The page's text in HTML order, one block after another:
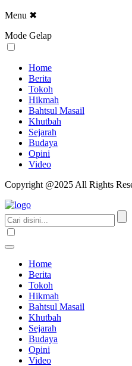
Menu ✖
Mode Gelap
Home
Berita
Tokoh
Hikmah
Bahtsul Masail
Khutbah
Sejarah
Budaya
Opini
Video
Copyright @2025 All Rights
Home
Berita
Tokoh
Hikmah
Bahtsul Masail
Khutbah
Sejarah
Budaya
Opini
Video